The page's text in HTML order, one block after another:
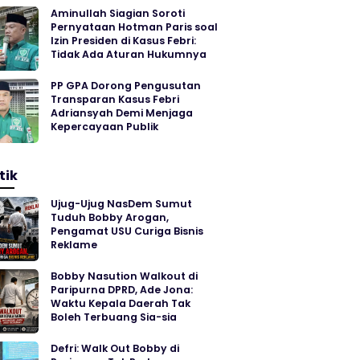
Aminullah Siagian Soroti
Pernyataan Hotman Paris soal
Izin Presiden di Kasus Febri:
Tidak Ada Aturan Hukumnya
PP GPA Dorong Pengusutan
Transparan Kasus Febri
Adriansyah Demi Menjaga
Kepercayaan Publik
Ujug-Ujug NasDem Sumut
Tuduh Bobby Arogan,
Pengamat USU Curiga Bisnis
Reklame
Bobby Nasution Walkout di
Paripurna DPRD, Ade Jona:
Waktu Kepala Daerah Tak
Boleh Terbuang Sia-sia
Defri: Walk Out Bobby di